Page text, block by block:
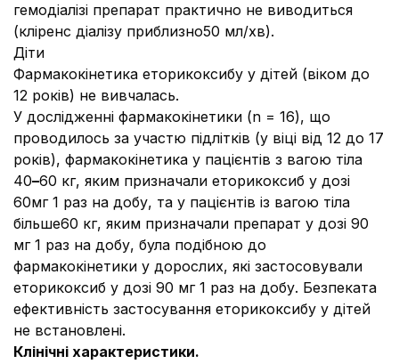
гемодіалізі препарат практично не виводиться
(кліренс діалізу приблизно50 мл/хв).
Діти
Фармакокінетика еторикоксибу у дітей (віком до
12 років) не вивчалась.
У дослідженні фармакокінетики (n = 16), що
проводилось за участю підлітків (у віці від 12 до 17
років), фармакокінетика у пацієнтів з вагою тіла
40–60 кг, яким призначали еторикоксиб у дозі
60мг 1 раз на добу, та у пацієнтів із вагою тіла
більше60 кг, яким призначали препарат у дозі 90
мг 1 раз на добу, була подібною до
фармакокінетики у дорослих, які застосовували
еторикоксиб у дозі 90 мг 1 раз на добу. Безпеката
ефективність застосування еторикоксибу у дітей
не встановлені.
Клінічні характеристики.